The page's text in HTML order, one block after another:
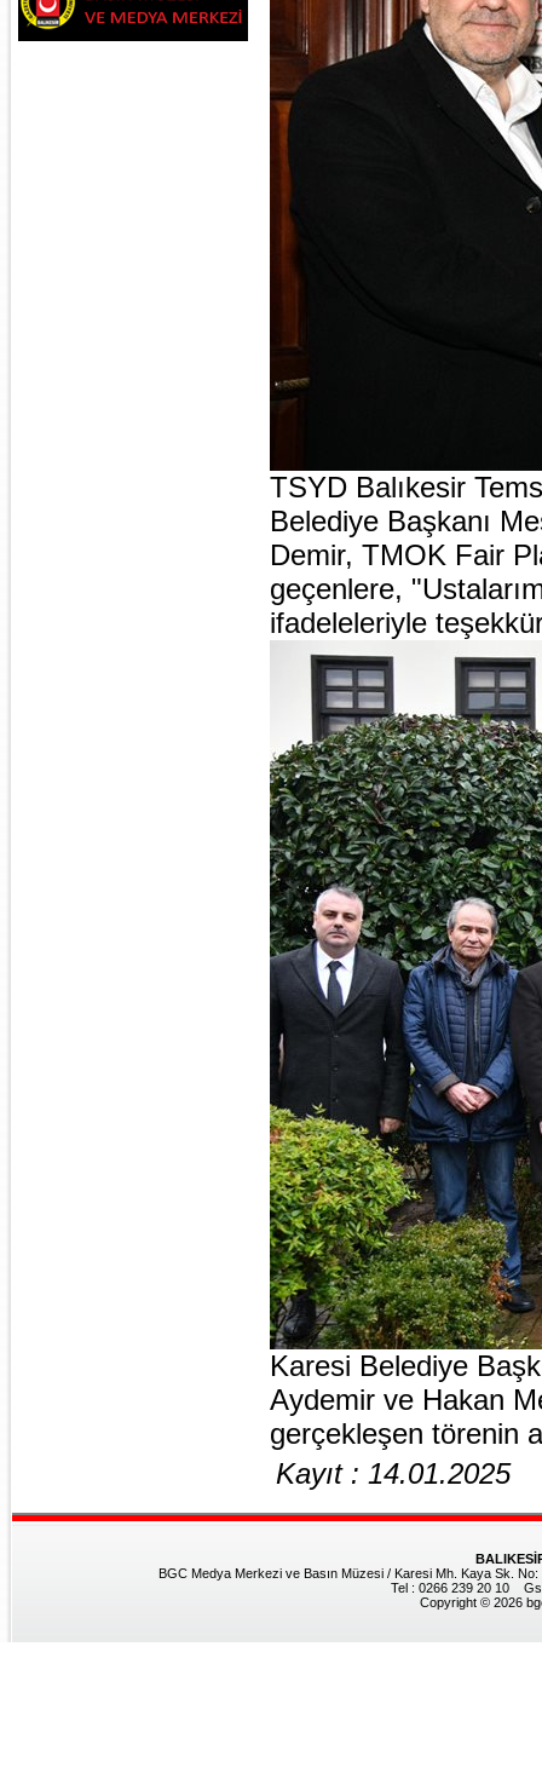
TSYD Balıkesir
Belediye Başkanı
Demir, TMOK Fair
geçenlere,
ifadeleleriyle
Karesi Belediye
Aydemir ve Hakan
gerçekleşen törenin
Kayıt : 14.01.2025
BGC Medya Merkezi ve Basın Müzesi / Karesi Mh. Kaya Sk.
Tel : 0266 239 20 10
Copyright © 2026